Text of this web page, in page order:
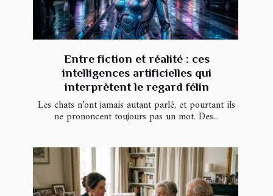
Entre fiction et réalité : ces
intelligences artificielles qui
interprètent le regard félin
Les chats n’ont jamais autant parlé, et pourtant ils
ne prononcent toujours pas un mot. Des...